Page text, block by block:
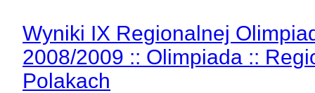
Wyniki IX Regionalnej
2008/2009 :: Olimpiada ::
Polakach